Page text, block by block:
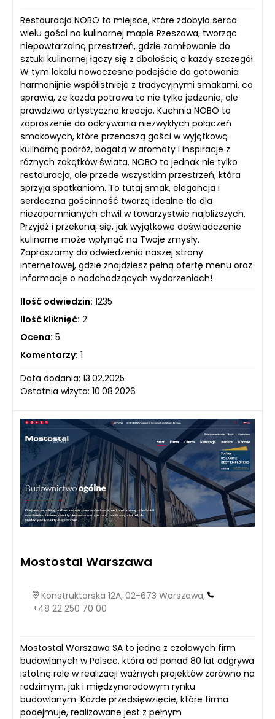
Restauracja NOBO to miejsce, które zdobyło serca
wielu gości na kulinarnej mapie Rzeszowa, tworząc
niepowtarzalną przestrzeń, gdzie zamiłowanie do
sztuki kulinarnej łączy się z dbałością o każdy szczegół.
W tym lokalu nowoczesne podejście do gotowania
harmonijnie współistnieje z tradycyjnymi smakami, co
sprawia, że każda potrawa to nie tylko jedzenie, ale
prawdziwa artystyczna kreacja. Kuchnia NOBO to
zaproszenie do odkrywania niezwykłych połączeń
smakowych, które przenoszą gości w wyjątkową
kulinarną podróż, bogatą w aromaty i inspiracje z
różnych zakątków świata. NOBO to jednak nie tylko
restauracja, ale przede wszystkim przestrzeń, która
sprzyja spotkaniom. To tutaj smak, elegancja i
serdeczna gościnność tworzą idealne tło dla
niezapomnianych chwil w towarzystwie najbliższych.
Przyjdź i przekonaj się, jak wyjątkowe doświadczenie
kulinarne może wpłynąć na Twoje zmysły.
Zapraszamy do odwiedzenia naszej strony
internetowej, gdzie znajdziesz pełną ofertę menu oraz
informacje o nadchodzących wydarzeniach!
Ilość odwiedzin: 1235
Ilość kliknięć: 2
Ocena: 5
Komentarzy: 1
Data dodania: 13.02.2025
Ostatnia wizyta: 10.08.2026
Mostostal Warszawa
Konstruktorska 12A, 02-673 Warszawa,
+48 22 250 70 00
Mostostal Warszawa SA to jedna z czołowych firm
budowlanych w Polsce, która od ponad 80 lat odgrywa
istotną rolę w realizacji ważnych projektów zarówno na
rodzimym, jak i międzynarodowym rynku
budowlanym. Każde przedsięwzięcie, które firma
podejmuje, realizowane jest z pełnym